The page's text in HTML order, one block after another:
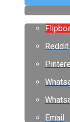
Reddit
Email